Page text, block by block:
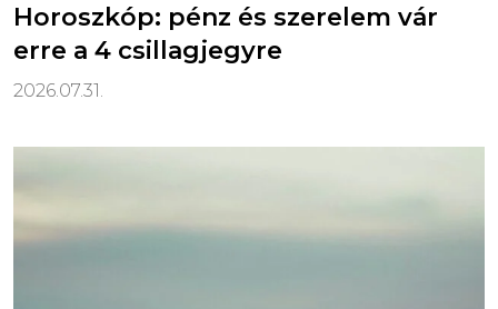
Horoszkóp: pénz és szerelem vár
erre a 4 csillagjegyre
2026.07.31.